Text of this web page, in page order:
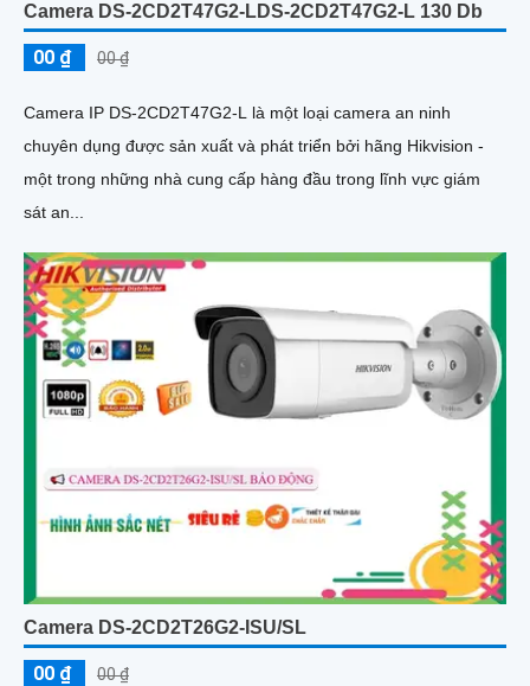
Camera DS-2CD2T47G2-LDS-2CD2T47G2-L 130 Db
00 ₫ 00 ₫
Camera IP DS-2CD2T47G2-L là một loại camera an ninh
chuyên dụng được sản xuất và phát triển bởi hãng Hikvision -
một trong những nhà cung cấp hàng đầu trong lĩnh vực giám
sát an...
Camera DS-2CD2T26G2-ISU/SL
00 ₫ 00 ₫